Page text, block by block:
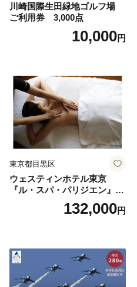
川崎国際生田緑地ゴルフ場
ご利用券 3,000点
10,000円
東京都目黒区
ウェスティンホテル東京
『ル・スパ・パリジエン』選
べるボディセラピー90分/1名
132,000円